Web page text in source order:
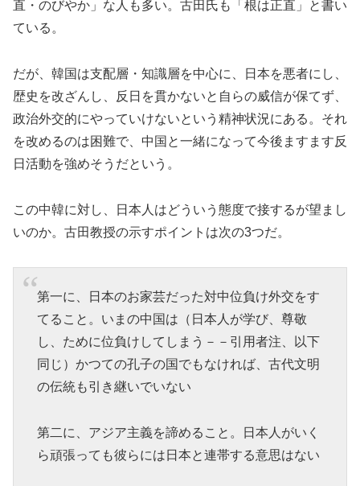
直・のびやか」な人も多い。古田氏も「根は正直」と書い
ている。
だが、韓国は支配層・知識層を中心に、日本を悪者にし、
歴史を改ざんし、反日を貫かないと自らの威信が保てず、
政治外交的にやっていけないという精神状況にある。それ
を改めるのは困難で、中国と一緒になって今後ますます反
日活動を強めそうだという。
この中韓に対し、日本人はどういう態度で接するが望まし
いのか。古田教授の示すポイントは次の3つだ。
第一に、日本のお家芸だった対中位負け外交をす
てること。いまの中国は（日本人が学び、尊敬
し、ために位負けしてしまう－－引用者注、以下
同じ）かつての孔子の国でもなければ、古代文明
の伝統も引き継いでいない
第二に、アジア主義を諦めること。日本人がいく
ら頑張っても彼らには日本と連帯する意思はない